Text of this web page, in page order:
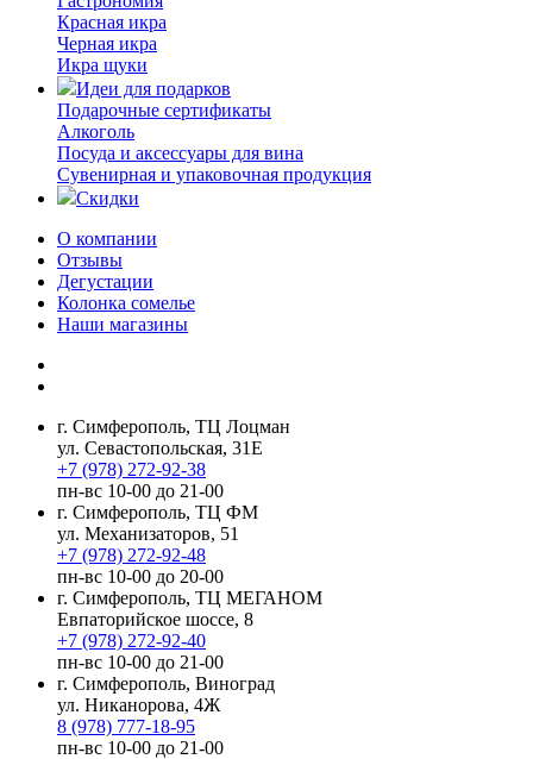
Красная икра
Черная икра
Икра щуки
Идеи для подарков
Подарочные сертификаты
Алкоголь
Посуда и аксессуары для вина
Сувенирная и упаковочная продукция
Скидки
О компании
Отзывы
Дегустации
Колонка сомелье
Наши магазины
г. Симферополь, ТЦ Лоцман
ул. Севастопольская, 31Е
+7 (978) 272-92-38
пн-вс 10-00 до 21-00
г. Симферополь, ТЦ ФМ
ул. Механизаторов, 51
+7 (978) 272-92-48
пн-вс 10-00 до 20-00
г. Симферополь, ТЦ МЕГАНОМ
Евпаторийское шоссе, 8
+7 (978) 272-92-40
пн-вс 10-00 до 21-00
г. Симферополь, Виноград
ул. Никанорова, 4Ж
8 (978) 777-18-95
пн-вс 10-00 до 21-00